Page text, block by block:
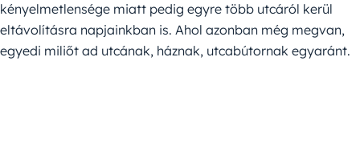
kényelmetlensége miatt pedig egyre több utcáról kerül
eltávolításra napjainkban is. Ahol azonban még megvan,
egyedi miliőt ad utcának, háznak, utcabútornak egyaránt.